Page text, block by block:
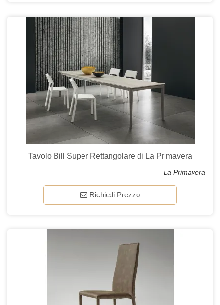
Tavolo Bill Super Rettangolare di La Primavera
La Primavera
Richiedi Prezzo